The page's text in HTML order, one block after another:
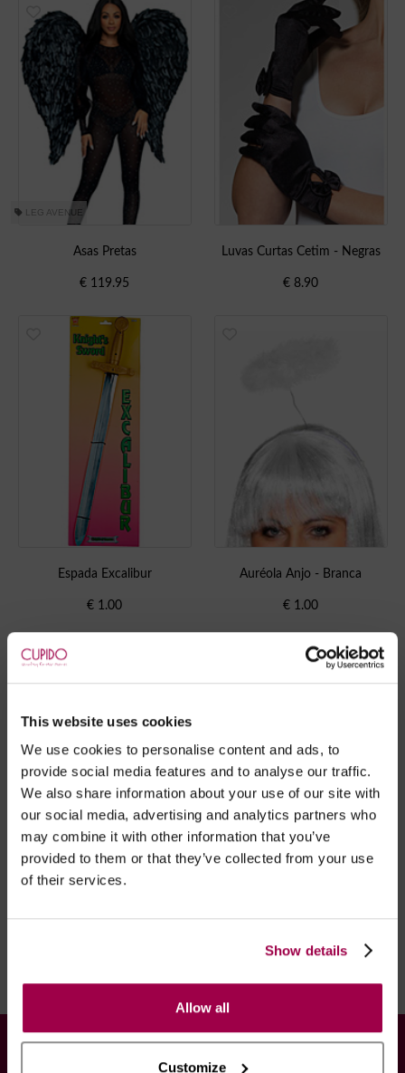
This website uses cookies
We use cookies to personalise content and ads, to
provide social media features and to analyse our traffic.
We also share information about your use of our site with
our social media, advertising and analytics partners who
may combine it with other information that you’ve
provided to them or that they’ve collected from your use
of their services.
Show details
Allow all
Customize
LEG AVENUE
Asas Pretas
€ 119.95
Luvas Curtas Cetim - Negras
€ 8.90
Espada Excalibur
€ 1.00
Auréola Anjo - Branca
€ 1.00
INFORMAÇÕES